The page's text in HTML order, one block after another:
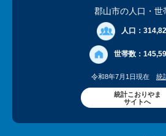
郡山市の人口 ・
人口：
世帯数：
令和8年7月1日現在 統
統計こおりやま
サイトへ